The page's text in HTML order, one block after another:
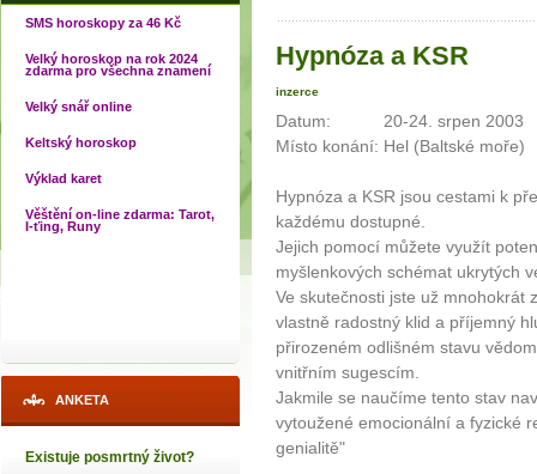
SMS horoskopy za 46 Kč
Velký horoskop na rok 2024
zdarma pro všechna znamení
Velký snář online
Keltský horoskop
Výklad karet
Věštění on-line zdarma: Tarot,
I-ťing, Runy
ANKETA
Existuje posmrtný život?
Hypnóza a KSR
inzerce
Datum: 20-24. srpen 2003
Místo konání: Hel (Baltské moře)
Hypnóza a KSR jsou cestami k
každému dostupné.
Jejich pomocí můžete využít
myšlenkových schémat ukrytých
Ve skutečnosti jste už mnohokrát
vlastně radostný klid a příjemný
přirozeném odlišném stavu
vnitřním sugescím.
Jakmile se naučíme tento stav
vytoužené emocionální a fyzické
genialitě"